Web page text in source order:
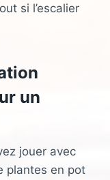
si l’escalier
un
jouer avec
plantes en pot